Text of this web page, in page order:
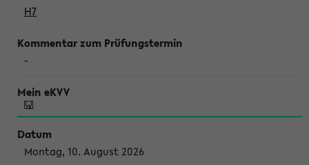
H7
-
Montag, 10. August 2026